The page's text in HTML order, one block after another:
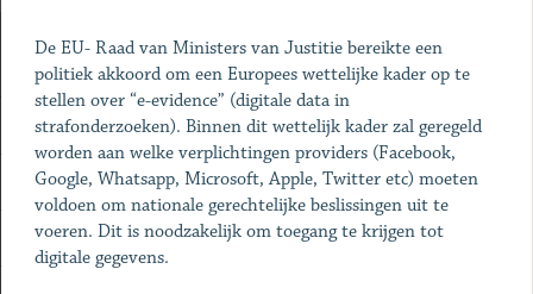
De EU- Raad van Ministers van Justitie bereikte een
politiek akkoord om een Europees wettelijke kader op te
stellen over “e-evidence” (digitale data in
strafonderzoeken). Binnen dit wettelijk kader zal geregeld
worden aan welke verplichtingen providers (Facebook,
Google, Whatsapp, Microsoft, Apple, Twitter etc) moeten
voldoen om nationale gerechtelijke beslissingen uit te
voeren. Dit is noodzakelijk om toegang te krijgen tot
digitale gegevens.